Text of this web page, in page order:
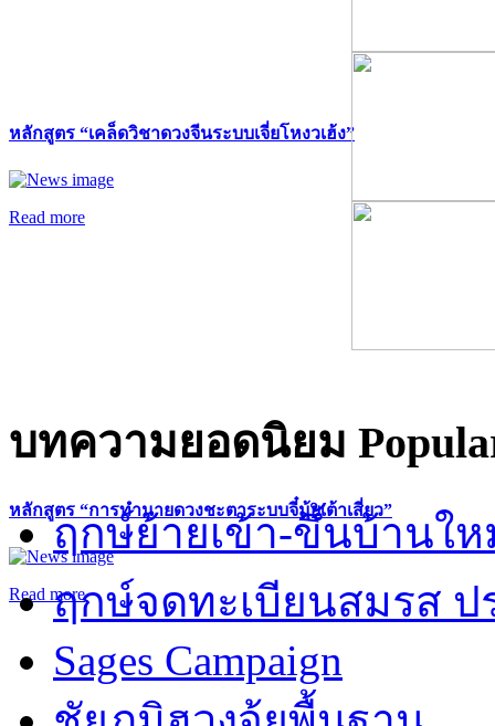
หลักสูตร “เคล็ดวิชาดวงจีนระบบเจี่ยโหงวเฮ้ง”
Read more
หลักสูตร “การทำนายดวงชะตาระบบจี๋มุ้ยเต้าเสี่ยว”
Read more
บทความยอดนิยม
ฤกษ์ย้ายเข้า-ขึ้นบ้านให
ฤกษ์จดทะเบียนสมรส ป
Sages Campaign